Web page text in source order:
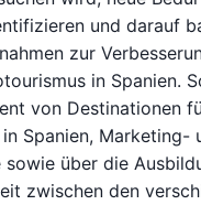
und darauf
zur
in Spanien.
von Destinationen
Spanien, Marketing-
sowie über die
zwischen den